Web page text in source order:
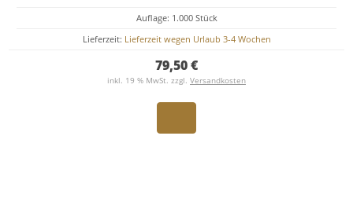
Auflage: 1.000 Stück
Lieferzeit: Lieferzeit wegen Urlaub 3-4 Wochen
79,50 €
inkl. 19 % MwSt. zzgl. Versandkosten